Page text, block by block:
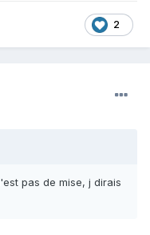
2
pas de mise, j dirais